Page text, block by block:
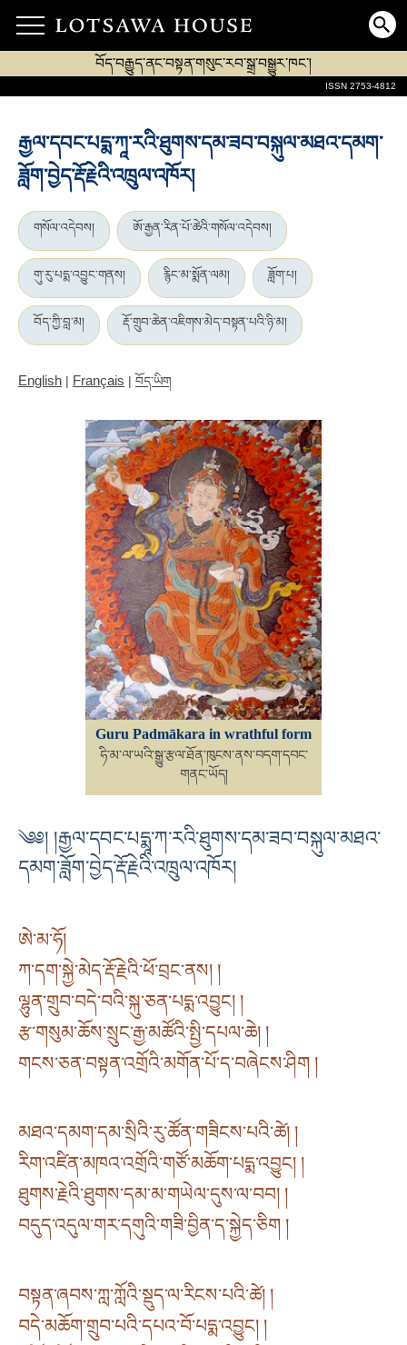
བོད་བརྒྱུད་ནང་བསྟན་གསུང་རབ་སྒྲ་བསྒྱུར་ཁང་།
ISSN 2753-4812
རྒྱལ་དབང་པདྨ་ཀཱ་རའི་ཐུགས་དམ་ཟབ་བསྐུལ་མཐའ་དམག་
ཟློག་བྱེད་རྡོ་རྗེའི་འཁྲུལ་འཁོར།
གསོལ་འདེབས། ཨོ་རྒྱན་རིན་པོ་ཆེའི་གསོལ་འདེབས།
གུ་རུ་པདྨ་འབྱུང་གནས། རྙིང་མ་སྨོན་ལམ། ཟློག་པ།
བོད་ཀྱི་བླ་མ། རྡོ་གྲུབ་ཆེན་འཇིགས་མེད་བསྟན་པའི་ཉི་མ།
English | Français | བོད་ཡིག
Guru Padmākara in wrathful form
ཧི་མ་ལ་ཡའི་སྒྱུ་རྩལ་ཐོན་ཁུངས་ནས་བདག་དབང་
གནང་ཡོད།
༄༅། །རྒྱལ་དབང་པདྨཱ་ཀ་རའི་ཐུགས་དམ་ཟབ་བསྐུལ་མཐའ་
དམག་ཟློག་བྱེད་རྡོ་རྗེའི་འཁྲུལ་འཁོར།
ཨེ་མ་ཧོ།
ཀ་དག་སྐྱེ་མེད་རྡོ་རྗེའི་ཕོ་བྲང་ནས། །
ལྷུན་གྲུབ་བདེ་བའི་སྐུ་ཅན་པདྨ་འབྱུང། །
རྩ་གསུམ་ཆོས་སྲུང་རྒྱ་མཚོའི་སྤྱི་དཔལ་ཆེ། །
གངས་ཅན་བསྟན་འགྲོའི་མགོན་པོ་ད་བཞེངས་ཤིག །
མཐའ་དམག་དམ་སྲིའི་རུ་ཚོན་གཟིངས་པའི་ཚེ། །
རིག་འཛིན་མཁའ་འགྲོའི་གཙོ་མཆོག་པདྨ་འབྱུང། །
ཐུགས་རྗེའི་ཐུགས་དམ་མ་གཡེལ་དུས་ལ་བབ། །
བདུད་འདུལ་གར་དགུའི་གཟི་བྱིན་ད་སྐྱེད་ཅིག །
བསྟན་ཞབས་ཀླ་ཀློའི་སྡུད་ལ་རིངས་པའི་ཚེ། །
བདེ་མཆོག་གྲུབ་པའི་དཔའ་བོ་པདྨ་འབྱུང། །